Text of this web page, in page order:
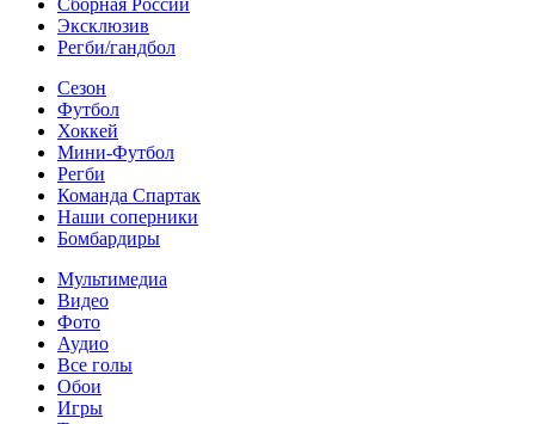
Эксклюзив
Регби/гандбол
Сезон
Футбол
Хоккей
Мини-Футбол
Регби
Команда Спартак
Наши соперники
Бомбардиры
Мультимедиа
Видео
Фото
Аудио
Все голы
Обои
Игры